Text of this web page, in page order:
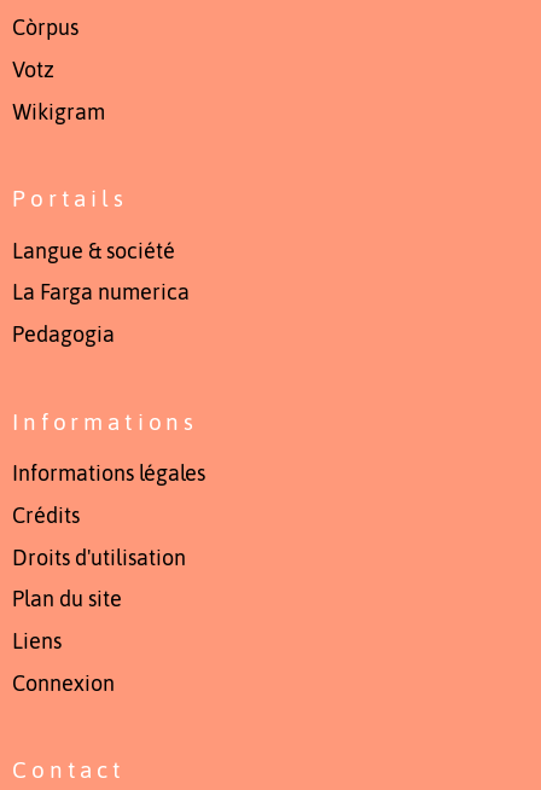
Còrpus
Votz
Wikigram
Portails
Langue & société
La Farga numerica
Pedagogia
Informations
Informations légales
Crédits
Droits d'utilisation
Plan du site
Liens
Connexion
Contact